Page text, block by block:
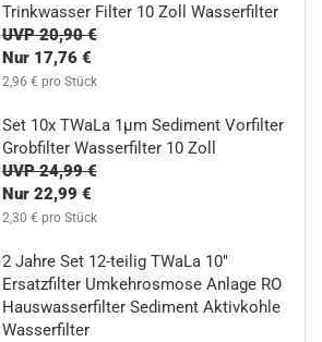
Trinkwasser Filter 10 Zoll Wasserfilter
UVP 20,90 €
Nur 17,76 €
2,96 € pro Stück
Set 10x TWaLa 1µm Sediment Vorfilter
Grobfilter Wasserfilter 10 Zoll
UVP 24,99 €
Nur 22,99 €
2,30 € pro Stück
2 Jahre Set 12-teilig TWaLa 10"
Ersatzfilter Umkehrosmose Anlage RO
Hauswasserfilter Sediment Aktivkohle
Wasserfilter